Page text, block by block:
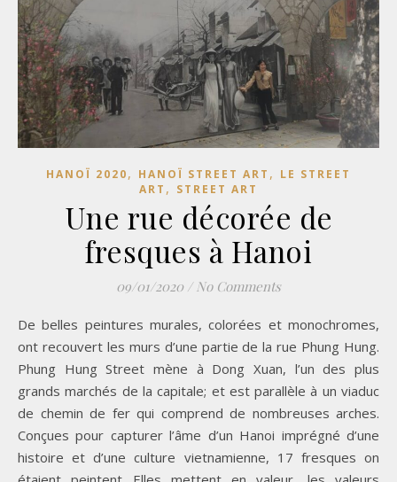
HANOÏ 2020, HANOÏ STREET ART , LE STREET
ART , STREET ART
Une rue décorée de
fresques à Hanoi
09/01/2020 / No Comments
De belles peintures murales, colorées et monochromes,
ont recouvert les murs d’une partie de la rue Phung Hung.
Phung Hung Street mène à Dong Xuan, l’un des plus
grands marchés de la capitale; et est parallèle à un viaduc
de chemin de fer qui comprend de nombreuses arches.
Conçues pour capturer l’âme d’un Hanoi imprégné d’une
histoire et d’une culture vietnamienne, 17 fresques on